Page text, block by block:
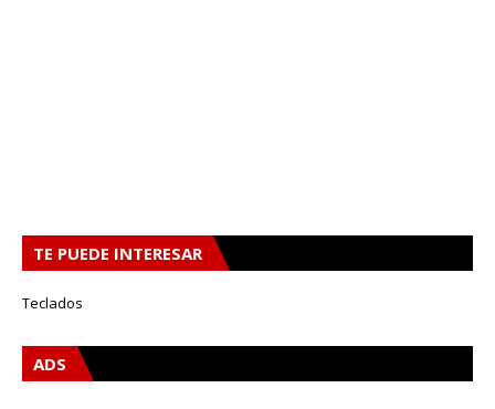
TE PUEDE INTERESAR
Teclados
ADS